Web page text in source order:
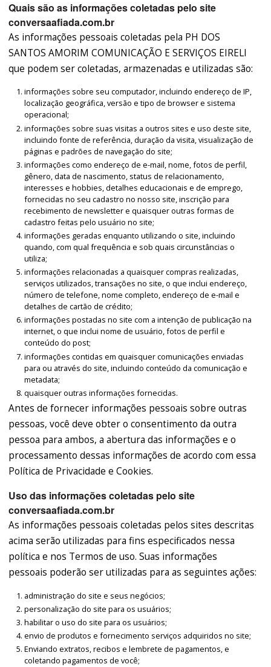
Quais são as informações coletadas pelo site
conversaafiada.com.br
As informações pessoais coletadas pela PH DOS
SANTOS AMORIM COMUNICAÇÃO E SERVIÇOS EIRELI
que podem ser coletadas, armazenadas e utilizadas são:
informações sobre seu computador, incluindo endereço de IP,
localização geográfica, versão e tipo de browser e sistema
operacional;
informações sobre suas visitas a outros sites e uso deste site,
incluindo fonte de referência, duração da visita, visualização de
páginas e padrões de navegação do site;
informações como endereço de e-mail, nome, fotos de perfil,
gênero, data de nascimento, status de relacionamento,
interesses e hobbies, detalhes educacionais e de emprego,
fornecidas no seu cadastro no nosso site, inscrição para
recebimento de newsletter e quaisquer outras formas de
cadastro feitas pelo usuário no site;
informações geradas enquanto utilizando o site, incluindo
quando, com qual frequência e sob quais circunstâncias o
utiliza;
informações relacionadas a quaisquer compras realizadas,
serviços utilizados, transações no site, o que inclui endereço,
número de telefone, nome completo, endereço de e-mail e
detalhes de cartão de crédito;
informações postadas no site com a intenção de publicação na
internet, o que inclui nome de usuário, fotos de perfil e
conteúdo do post;
informações contidas em quaisquer comunicações enviadas
para ou através do site, incluindo conteúdo da comunicação e
metadata;
quaisquer outras informações fornecidas.
Antes de fornecer informações pessoais sobre outras
pessoas, você deve obter o consentimento da outra
pessoa para ambos, a abertura das informações e o
processamento dessas informações de acordo com essa
Política de Privacidade e Cookies.
Uso das informações coletadas pelo site
conversaafiada.com.br
As informações pessoais coletadas pelos sites descritas
acima serão utilizadas para fins especificados nessa
política e nos Termos de uso. Suas informações
pessoais poderão ser utilizadas para as seguintes ações:
administração do site e seus negócios;
personalização do site para os usuários;
habilitar o uso do site para os usuários;
envio de produtos e fornecimento serviços adquiridos no site;
Enviando extratos, recibos e lembrete de pagamentos, e
coletando pagamentos de você;